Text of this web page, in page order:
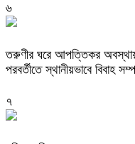
৬
তরুণীর ঘরে আপত্তিকর
পরবর্তীতে স্থানীয়ভাবে বিবাহ
৭